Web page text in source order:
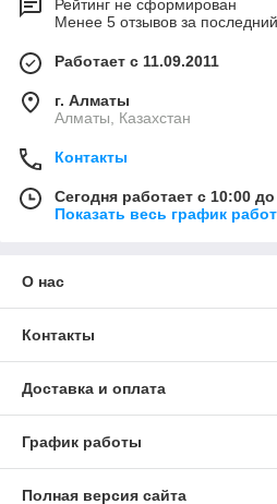
Рейтинг не сформирован
Менее 5 отзывов за
Работает с 11.09.2011
г. Алматы
Алматы, Казахстан
Контакты
Сегодня работает с 10:00
Показать весь график
О нас
Контакты
Доставка и оплата
График работы
Полная версия сайта